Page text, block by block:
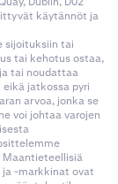
käytännöt ja
sijoituksiin tai
tai kehotus ostaa,
tai noudattaa
jatkossa pyri
arvoa, jonka se
voi johtaa varojen
Maantieteellisiä
-markkinat ovat